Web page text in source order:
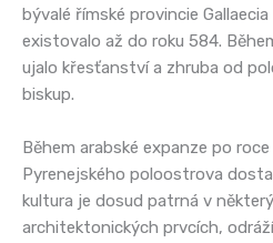
bývalé římské provincie
existovalo až do roku 584.
ujalo křesťanství a zhruba od
biskup.
Během arabské expanze po
Pyrenejského poloostrova
kultura je dosud patrná v
architektonických prvcích,